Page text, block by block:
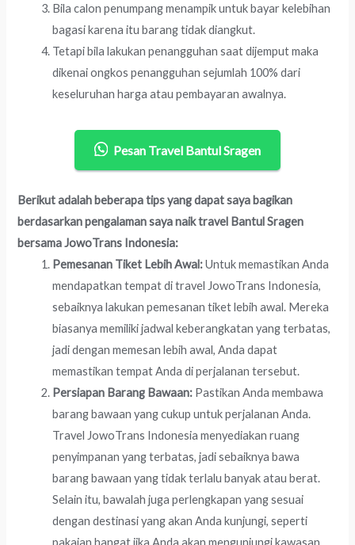
Bila calon penumpang menampik untuk bayar kelebihan
bagasi karena itu barang tidak diangkut.
Tetapi bila lakukan penangguhan saat dijemput maka
dikenai ongkos penangguhan sejumlah 100% dari
keseluruhan harga atau pembayaran awalnya.
Pesan Travel Bantul Sragen
Berikut adalah beberapa tips yang dapat saya bagikan
berdasarkan pengalaman saya naik travel Bantul Sragen
bersama JowoTrans Indonesia:
Pemesanan Tiket Lebih Awal:Untuk memastikan Anda
mendapatkan tempat di travel JowoTrans Indonesia,
sebaiknya lakukan pemesanan tiket lebih awal. Mereka
biasanya memiliki jadwal keberangkatan yang terbatas,
jadi dengan memesan lebih awal, Anda dapat
memastikan tempat Anda di perjalanan tersebut.
Persiapan Barang Bawaan: Pastikan Anda membawa
barang bawaan yang cukup untuk perjalanan Anda.
Travel JowoTrans Indonesia menyediakan ruang
penyimpanan yang terbatas, jadi sebaiknya bawa
barang bawaan yang tidak terlalu banyak atau berat.
Selain itu, bawalah juga perlengkapan yang sesuai
dengan destinasi yang akan Anda kunjungi, seperti